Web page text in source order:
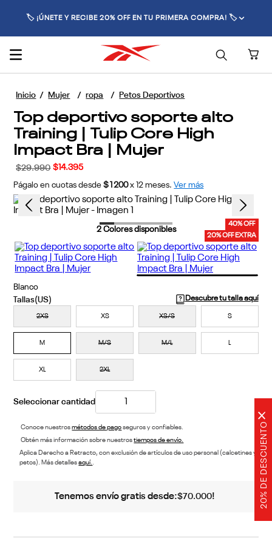
20% DE DESCUENTO
×
🏷️ ¡ÚNETE Y RECIBE 20% OFF EN TU PRIMERA COMPRA! 🏷️
Mujer ropa Petos Deportivos
Top deportivo soporte alto
Training | Tulip Core High
Impact Bra | Mujer
$29.990 $ 14.395
Págalo en cuotas desde $1200 x 12 meses. Ver más
40% OFF
20% OFF EXTRA
2Colores disponibles
Blanco
Descubre tu talla aquí
2XS XS XS/S S
M M/S M/L L
XL 2XL
Conoce nuestrosmétodos de pagoseguros y confiables.
Obtén más información sobre nuestrostiempos de envío.
Aplica Derecho a Retracto, con exclusión de artículos de uso personal (calcetines y
petos). Más detallesaquí..
Tenemos envío gratis desde:$70.000!